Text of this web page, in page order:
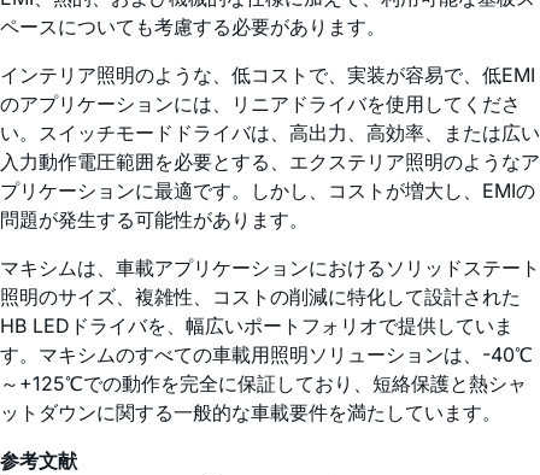
ペースについても考慮する必要があります。
インテリア照明のような、低コストで、実装が容易で、低EMI
のアプリケーションには、リニアドライバを使用してくださ
い。スイッチモードドライバは、高出力、高効率、または広い
入力動作電圧範囲を必要とする、エクステリア照明のようなア
プリケーションに最適です。しかし、コストが増大し、EMIの
問題が発生する可能性があります。
マキシムは、車載アプリケーションにおけるソリッドステート
照明のサイズ、複雑性、コストの削減に特化して設計された
HB LEDドライバを、幅広いポートフォリオで提供していま
す。マキシムのすべての車載用照明ソリューションは、-40℃
～+125℃での動作を完全に保証しており、短絡保護と熱シャ
ットダウンに関する一般的な車載要件を満たしています。
参考文献